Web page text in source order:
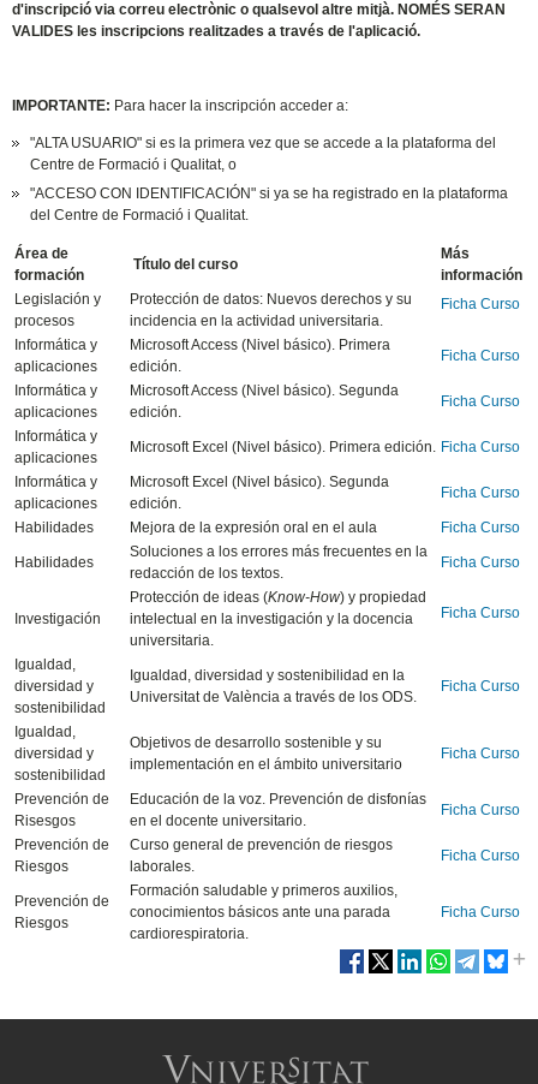
d'inscripció via correu electrònic o qualsevol altre mitjà. NOMÉS SERAN
VALIDES les inscripcions realitzades a través de l'aplicació.
IMPORTANTE: Para hacer la inscripción acceder a:
"ALTA USUARIO" si es la primera vez que se accede a la plataforma del
Centre de Formació i Qualitat, o
"ACCESO CON IDENTIFICACIÓN" si ya se ha registrado en la plataforma
del Centre de Formació i Qualitat.
Área de
formación
Título del curso
Más
información
Legislación y
procesos
Protección de datos: Nuevos derechos y su
incidencia en la actividad universitaria.
Ficha Curso
Informática y
aplicaciones
Microsoft Access (Nivel básico). Primera
edición.
Ficha Curso
Informática y
aplicaciones
Microsoft Access (Nivel básico). Segunda
edición.
Ficha Curso
Informática y
aplicaciones
Microsoft Excel (Nivel básico). Primera edición. Ficha Curso
Informática y
aplicaciones
Microsoft Excel (Nivel básico). Segunda
edición.
Ficha Curso
Habilidades Mejora de la expresión oral en el aula Ficha Curso
Habilidades
Soluciones a los errores más frecuentes en la
redacción de los textos.
Ficha Curso
Investigación
Protección de ideas (Know-How) y propiedad
intelectual en la investigación y la docencia
universitaria.
Ficha Curso
Igualdad,
diversidad y
sostenibilidad
Igualdad, diversidad y sostenibilidad en la
Universitat de València a través de los ODS.
Ficha Curso
Igualdad,
diversidad y
sostenibilidad
Objetivos de desarrollo sostenible y su
implementación en el ámbito universitario
Ficha Curso
Prevención de
Risesgos
Educación de la voz. Prevención de disfonías
en el docente universitario.
Ficha Curso
Prevención de
Riesgos
Curso general de prevención de riesgos
laborales.
Ficha Curso
Prevención de
Riesgos
Formación saludable y primeros auxilios,
conocimientos básicos ante una parada
cardiorespiratoria.
Ficha Curso